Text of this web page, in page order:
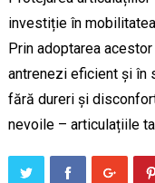
investiție în
Prin adoptarea
antrenezi eficient și în
fără dureri și
nevoile – articulațiile